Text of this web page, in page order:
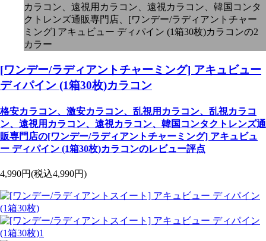
カラコン、遠視用カラコン、遠視カラコン、韓国コンタ
クトレンズ通販専門店、[ワンデー/ラディアントチャー
ミング] アキュビュー ディパイン (1箱30枚)カラコンの2
カラー
[ワンデー/ラディアントチャーミング] アキュビュー
ディパイン (1箱30枚)カラコン
格安カラコン、激安カラコン、乱視用カラコン、乱視カラコ
ン、遠視用カラコン、遠視カラコン、韓国コンタクトレンズ通
販専門店の[ワンデー/ラディアントチャーミング] アキュビュ
ー ディパイン (1箱30枚)カラコンのレビュー評点
4,990円(税込4,990円)